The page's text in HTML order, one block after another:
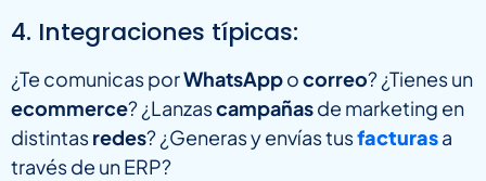
4. Integraciones típicas:
¿Te comunicas porWhatsAppocorreo? ¿Tienes un
ecommerce? ¿Lanzascampañasde marketing en
distintasredes? ¿Generas y envías tusfacturasa
través de un ERP?